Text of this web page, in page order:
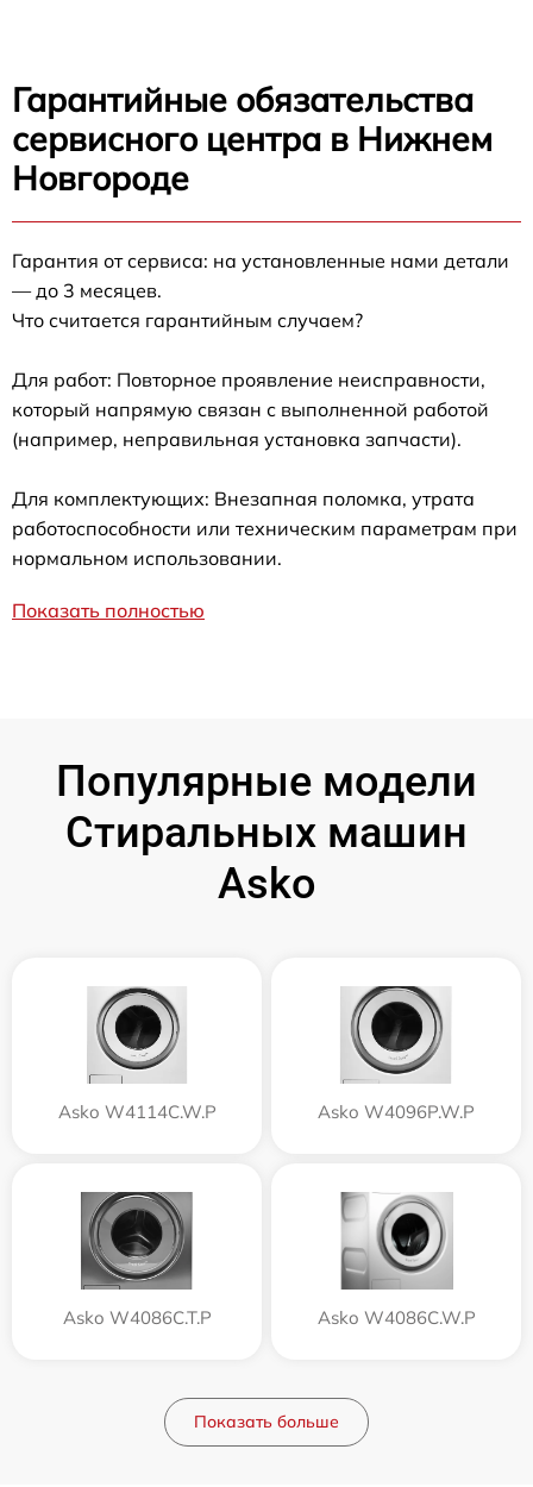
Гарантийные обязательства
сервисного центра в Нижнем
Новгороде
Гарантия от сервиса: на установленные нами детали
— до 3 месяцев.
Что считается гарантийным случаем?
Для работ: Повторное проявление неисправности,
который напрямую связан с выполненной работой
(например, неправильная установка запчасти).
Для комплектующих: Внезапная поломка, утрата
работоспособности или техническим параметрам при
нормальном использовании.
Показать полностью
Популярные модели
Стиральных машин
Asko
Asko W4114C.W.P Asko W4096P.W.P
Asko W4086C.T.P Asko W4086C.W.P
Показать больше